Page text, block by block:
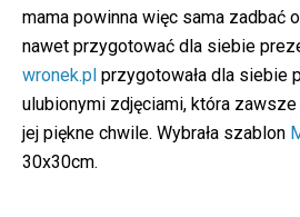
mama powinna więc sama zadbać
nawet przygotować dla siebie
wronek.pl przygotowała dla siebie
ulubionymi zdjęciami, która
jej piękne chwile. Wybrała szablon
30x30cm.